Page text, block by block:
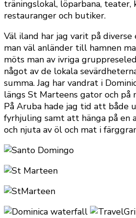
träningslokal, löparbana, teater,
restauranger och butiker.
Väl iland har jag varit på diverse
man väl anländer till hamnen
möts man av ivriga
något av de lokala
summa. Jag har vandrat i
längs St Marteens gator och på
På Aruba hade jag tid att både
fyrhjuling samt att hänga på en
och njuta av öl och mat i